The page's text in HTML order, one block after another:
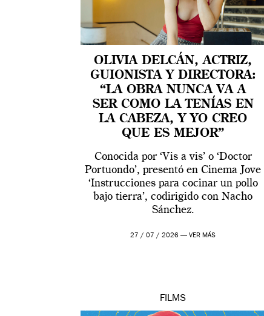
OLIVIA DELCÁN, ACTRIZ,
GUIONISTA Y DIRECTORA:
“LA OBRA NUNCA VA A
SER COMO LA TENÍAS EN
LA CABEZA, Y YO CREO
QUE ES MEJOR”
Conocida por ‘Vis a vis’ o ‘Doctor
Portuondo’, presentó en Cinema Jove
‘Instrucciones para cocinar un pollo
bajo tierra’, codirigido con Nacho
Sánchez.
27 / 07 / 2026 —VER MÁS
FILMS